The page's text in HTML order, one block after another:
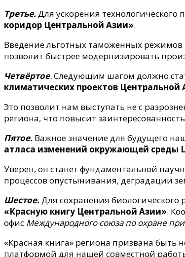
Третье.Для ускорения технологического
коридор Центральной Азии».
Введение льготных таможенных
позволит быстрее модернизировать
Четвёртое.Следующим шагом должно
климатических проектов Центральной
Это позволит нам выступать не с
региона, что повысит
Пятое. Важное значение для будущего
атласа изменений окружающей среды
Уверен, он станет фундаментальной
процессов опустынивания, деградации
Шестое.Для сохранения биологического
«Красную книгу Центральной Азии».
офис Международного союза по охране
«Красная книга» региона призвана быть
платформой для нашей совместной